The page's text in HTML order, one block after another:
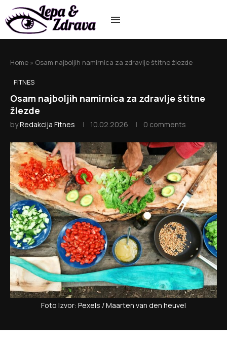
Home » Osam najboljih namirnica za zdravlje štitne žlezde
FITNES
Osam najboljih namirnica za zdravlje štitne
žlezde
byRedakcija Fitnes 10.02.2026 0 comments
Foto Izvor: Pexels / Maarten van den heuvel